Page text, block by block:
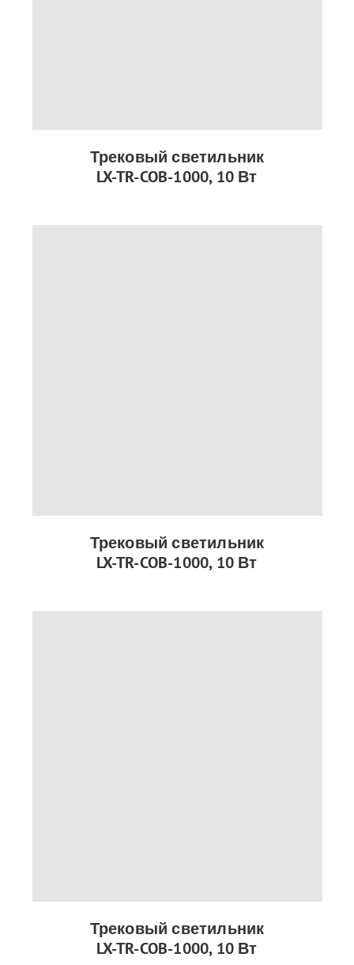
Трековый светильник
LX-TR-COB-1000, 10 Вт
Трековый светильник
LX-TR-COB-1000, 10 Вт
Трековый светильник
LX-TR-COB-1000, 10 Вт